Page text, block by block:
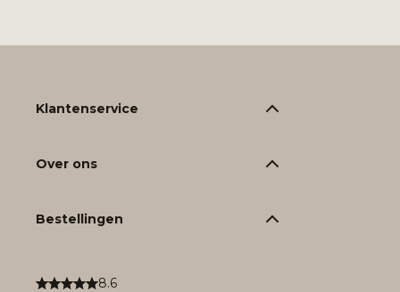
8.6
Klantenservice
Over ons
Bestellingen